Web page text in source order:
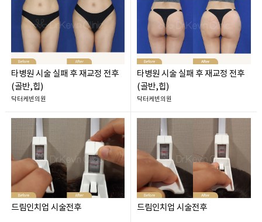
타병원 시술 실패 후 재교정 전후
(골반,힙)
닥터케빈의원
타병원 시술 실패 후 재교정 전후
(골반,힙)
닥터케빈의원
드림인치업 시술전후 드림인치업 시술전후